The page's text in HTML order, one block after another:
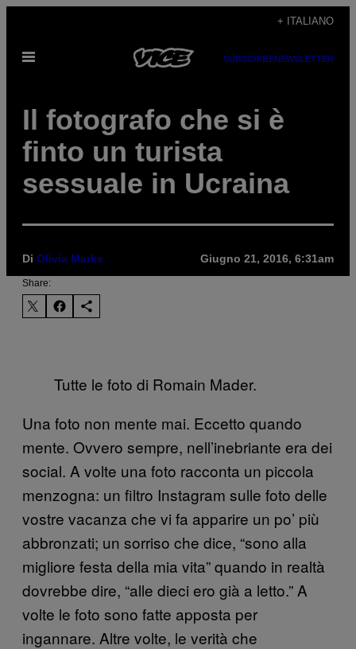
contenuto
+ ITALIANO
Apri
SUBSCRIBENEWSLETTER
Il fotografo che si è
finto un turista
sessuale in Ucraina
Di Olivia Marks Giugno 21, 2016, 6:31am
Share:
Tutte le foto di Romain Mader.
Una foto non mente mai. Eccetto quando
mente. Ovvero sempre, nell’inebriante era dei
social. A volte una foto racconta un piccola
menzogna: un filtro Instagram sulle foto delle
vostre vacanza che vi fa apparire un po’ più
abbronzati; un sorriso che dice, “sono alla
migliore festa della mia vita” quando in realtà
dovrebbe dire, “alle dieci ero già a letto.” A
volte le foto sono fatte apposta per
ingannare. Altre volte, le verità che